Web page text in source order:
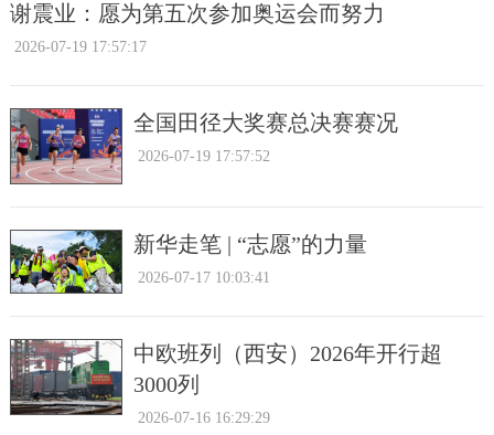
谢震业：愿为第五次参加奥运会而努力
2026-07-19 17:57:17
全国田径大奖赛总决赛赛况
2026-07-19 17:57:52
新华走笔 | “志愿”的力量
2026-07-17 10:03:41
中欧班列（西安）2026年开行超
3000列
2026-07-16 16:29:29